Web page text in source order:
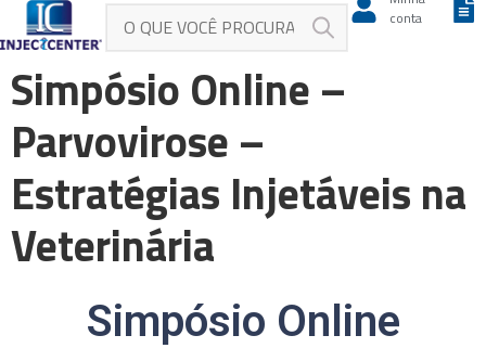
conta
Simpósio Online –
Parvovirose –
Estratégias Injetáveis na
Veterinária
Simpósio Online